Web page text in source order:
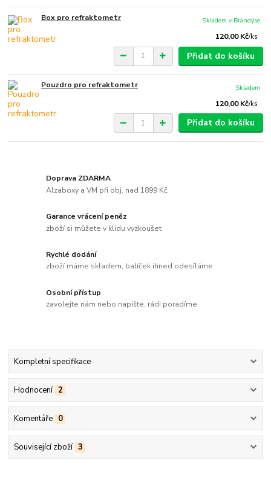
Box pro refraktometr
120,00 Kč/ks
Skladem v Brandýse
Přidat do košíku
Pouzdro pro refraktometr
120,00 Kč/ks
Skladem
Přidat do košíku
Doprava ZDARMA
Alzaboxy a VM při obj. nad 1899 Kč
Garance vrácení peněz
zboží si můžete v klidu vyzkoušet
Rychlé dodání
zboží máme skladem, balíček ihned odesíláme
Osobní přístup
zavolejte nám nebo napište, rádi poradíme
Kompletní specifikace
Hodnocení 2
Komentáře 0
Související zboží 3